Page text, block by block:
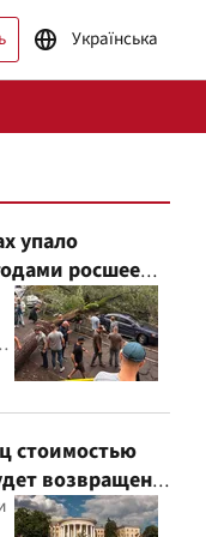
Українська
упало
росшее
стоимостью
возвращен
иск